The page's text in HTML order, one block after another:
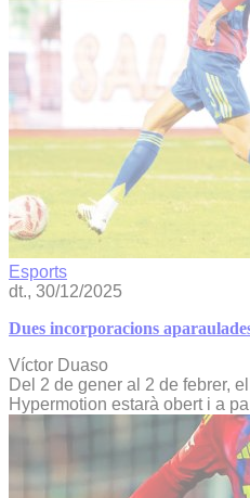
Esports
dt., 30/12/2025
Dues incorporacions
Víctor Duaso
Del 2 de gener al 2 de febrer,
Hypermotion estarà obert i a